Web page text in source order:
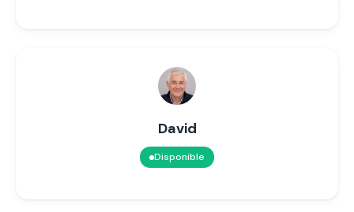
David
Disponible